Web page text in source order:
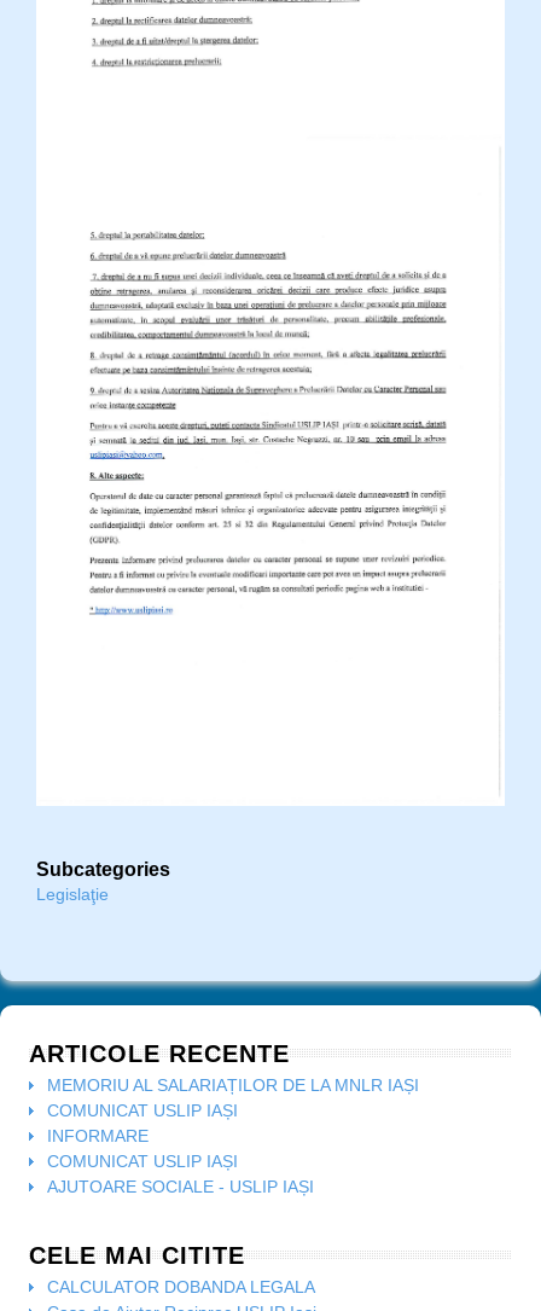
Subcategories
Legislaţie
ARTICOLE RECENTE
MEMORIU AL SALARIAȚILOR DE LA MNLR IAȘI
COMUNICAT USLIP IAȘI
INFORMARE
COMUNICAT USLIP IAȘI
AJUTOARE SOCIALE - USLIP IAȘI
CELE MAI CITITE
CALCULATOR DOBANDA LEGALA